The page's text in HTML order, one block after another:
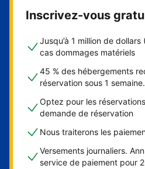
Inscrivez-vous
Jusqu’à 1 million de
cas dommages matériels
45 % des hébergements
réservation sous 1 semaine.
Optez pour les
demande de réservation
Nous traiterons les
Versements journaliers.
service de paiement pour